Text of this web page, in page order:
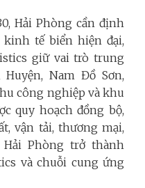
Hải Phòng cần định
tế biển hiện đại,
giữ vai trò trung
Nam Đồ Sơn,
công nghiệp và khu
quy hoạch đồng bộ,
vận tải, thương mại,
Phòng trở thành
và chuỗi cung ứng